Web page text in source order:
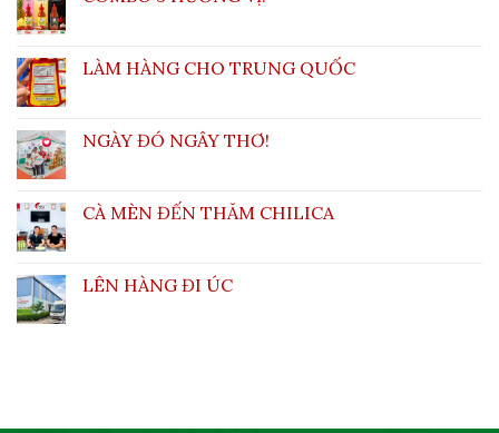
LÀM HÀNG CHO TRUNG QUỐC
NGÀY ĐÓ NGÂY THƠ!
CÀ MÈN ĐẾN THĂM CHILICA
LÊN HÀNG ĐI ÚC